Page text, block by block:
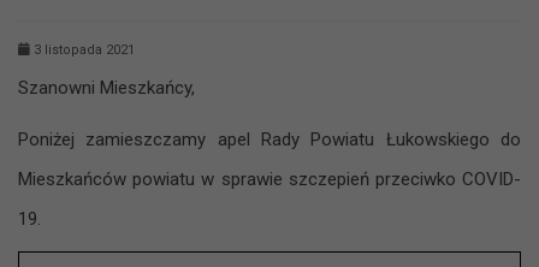
3 listopada 2021
Szanowni Mieszkańcy,
Poniżej zamieszczamy apel Rady Powiatu Łukowskiego do
Mieszkańców powiatu w sprawie szczepień przeciwko COVID-
19.